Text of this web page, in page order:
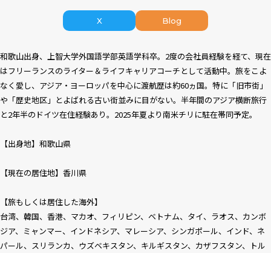
X Blog
和歌山出身、上智大学外国語学部英語学科卒。2度の会社員経験を経て、現在
はフリーランスのライター＆ライフキャリアコーチとして活動中。旅をこよ
なく愛し、アジア・ヨーロッパを中心に渡航歴は約60ヵ国。特に「旧市街」
や「歴史地区」とよばれる古い街並みに目がない。半年間のアジア横断旅行
と2年半のドイツ在住経験あり。2025年夏より南米チリに駐在帯同予定。
【出身地】和歌山県
【現在の居住地】香川県
【旅もしくは居住した海外】
台湾、韓国、香港、マカオ、フィリピン、ベトナム、タイ、ラオス、カンボ
ジア、ミャンマー、インドネシア、マレーシア、シンガポール、インド、ネ
パール、スリランカ、ウズベキスタン、キルギスタン、カザフスタン、トル